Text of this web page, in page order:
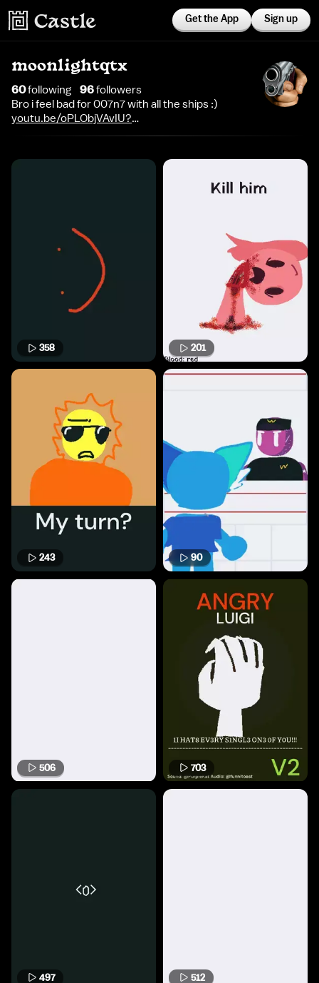
Get the App Sign up
moonlightqtx
60following 96followers
Bro i feel bad for 007n7 with all the ships :)
youtu.be/oPLObjVAvIU?
358 201
243 90
506 703
497 512